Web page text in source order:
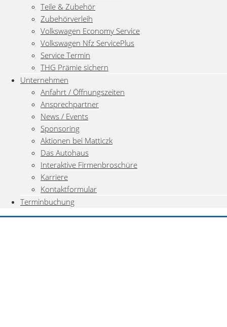
Teile & Zubehör
Zubehörverleih
Volkswagen Economy Service
Volkswagen Nfz ServicePlus
Service Termin
THG Prämie sichern
Unternehmen
Anfahrt / Öffnungszeiten
Ansprechpartner
News / Events
Sponsoring
Aktionen bei Matticzk
Das Autohaus
Interaktive Firmenbroschüre
Karriere
Kontaktformular
Terminbuchung